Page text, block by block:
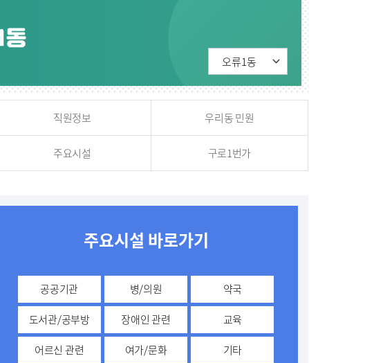
직원정보 우리동 민원
주요시설 구로1번가
주요시설 바로가기
공공기관 병/의원
약국
도서관/공부방
장애인 관련
교육
어르신 관련
여가/문화
기타